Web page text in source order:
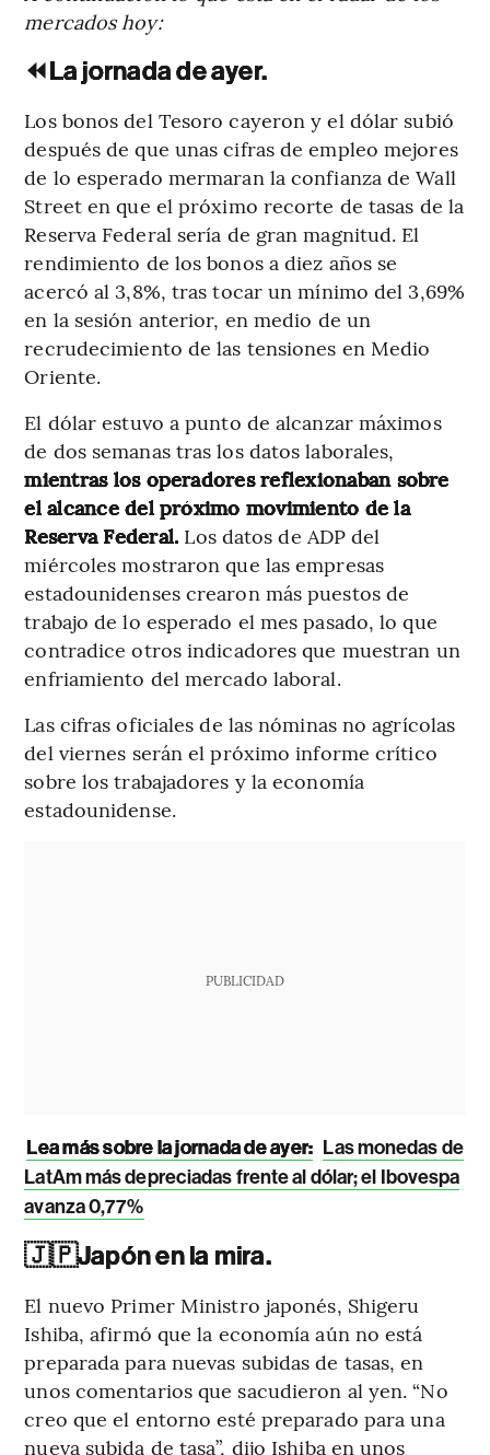
mercados hoy:
⏪La jornada de ayer.
Los bonos del Tesoro cayeron y el dólar subió
después de que unas cifras de empleo mejores
de lo esperado mermaran la confianza de Wall
Street en que el próximo recorte de tasas de la
Reserva Federal sería de gran magnitud. El
rendimiento de los bonos a diez años se
acercó al 3,8%, tras tocar un mínimo del 3,69%
en la sesión anterior, en medio de un
recrudecimiento de las tensiones en Medio
Oriente.
El dólar estuvo a punto de alcanzar máximos
de dos semanas tras los datos laborales,
mientras los operadores reflexionaban sobre
el alcance del próximo movimiento de la
Reserva Federal. Los datos de ADP del
miércoles mostraron que las empresas
estadounidenses crearon más puestos de
trabajo de lo esperado el mes pasado, lo que
contradice otros indicadores que muestran un
enfriamiento del mercado laboral.
Las cifras oficiales de las nóminas no agrícolas
del viernes serán el próximo informe crítico
sobre los trabajadores y la economía
estadounidense.
PUBLICIDAD
Lea más sobre la jornada de ayer: Las monedas de
LatAm más depreciadas frente al dólar; el Ibovespa
avanza 0,77%
🇯🇵Japón en la mira.
El nuevo Primer Ministro japonés, Shigeru
Ishiba, afirmó que la economía aún no está
preparada para nuevas subidas de tasas, en
unos comentarios que sacudieron al yen. “No
creo que el entorno esté preparado para una
nueva subida de tasa”, dijo Ishiba en unos